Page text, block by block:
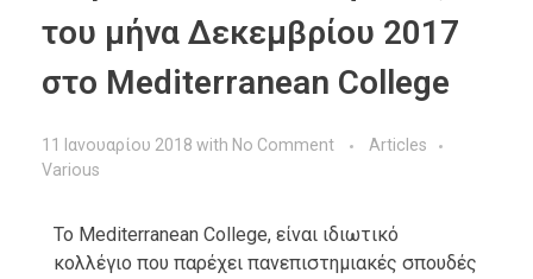
του μήνα Δεκεμβρίου 2017
στο Mediterranean College
11 Ιανουαρίου 2018 with No Comment
Articles
Various
Το Mediterranean College, είναι ιδιωτικό
κολλέγιο που παρέχει πανεπιστημιακές σπουδές